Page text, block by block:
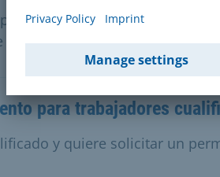
especialista o
una autorización de
para trabajadores
y quiere solicitar un